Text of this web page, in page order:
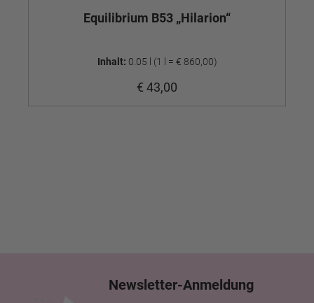
Equilibrium B53 „Hilarion“
Inhalt: 0.05 l (1 l = € 860,00)
€ 43,00
Newsletter-Anmeldung